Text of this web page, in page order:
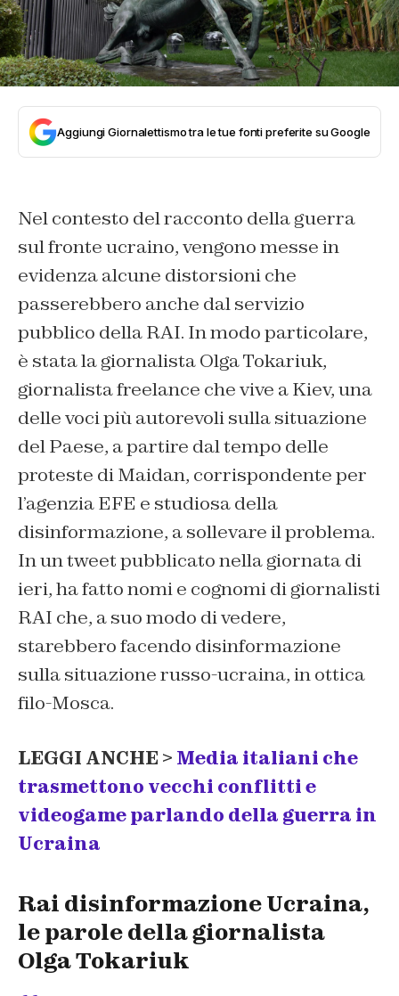
Aggiungi Giornalettismo tra le tue fonti preferite su Google
Nel contesto del racconto della guerra
sul fronte ucraino, vengono messe in
evidenza alcune distorsioni che
passerebbero anche dal servizio
pubblico della RAI. In modo particolare,
è stata la giornalista Olga Tokariuk,
giornalista freelance che vive a Kiev, una
delle voci più autorevoli sulla situazione
del Paese, a partire dal tempo delle
proteste di Maidan, corrispondente per
l’agenzia EFE e studiosa della
disinformazione, a sollevare il problema.
In un tweet pubblicato nella giornata di
ieri, ha fatto nomi e cognomi di giornalisti
RAI che, a suo modo di vedere,
starebbero facendo disinformazione
sulla situazione russo-ucraina, in ottica
filo-Mosca.
LEGGI ANCHE > Media italiani che
trasmettono vecchi conflitti e
videogame parlando della guerra in
Ucraina
Rai disinformazione Ucraina,
le parole della giornalista
Olga Tokariuk